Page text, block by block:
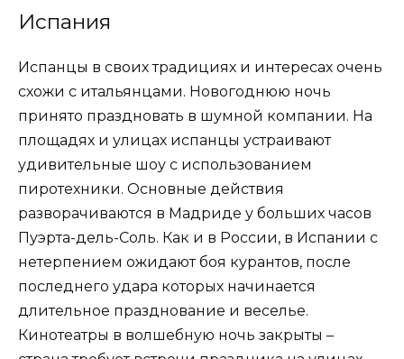
Испания
Испанцы в своих традициях и интересах очень
схожи с итальянцами. Новогоднюю ночь
принято праздновать в шумной компании. На
площадях и улицах испанцы устраивают
удивительные шоу с использованием
пиротехники. Основные действия
разворачиваются в Мадриде у больших часов
Пуэрта-дель-Соль. Как и в России, в Испании с
нетерпением ожидают боя курантов, после
последнего удара которых начинается
длительное празднование и веселье.
Кинотеатры в волшебную ночь закрыты –